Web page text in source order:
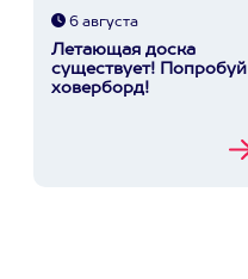
6 августа
Летающая доска
существует! Попробуй
ховерборд!